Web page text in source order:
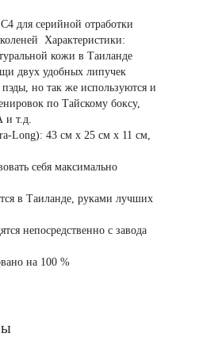
для серийной отработки
Характеристики:
кожи в Таиланде
двух удобных липучек
но так же используются и
по Тайскому боксу,
и т.д.
Long): 43 см x 25 см x 11 см,
себя максимально
в Таиланде, руками лучших
непосредственно с завода
на 100 %